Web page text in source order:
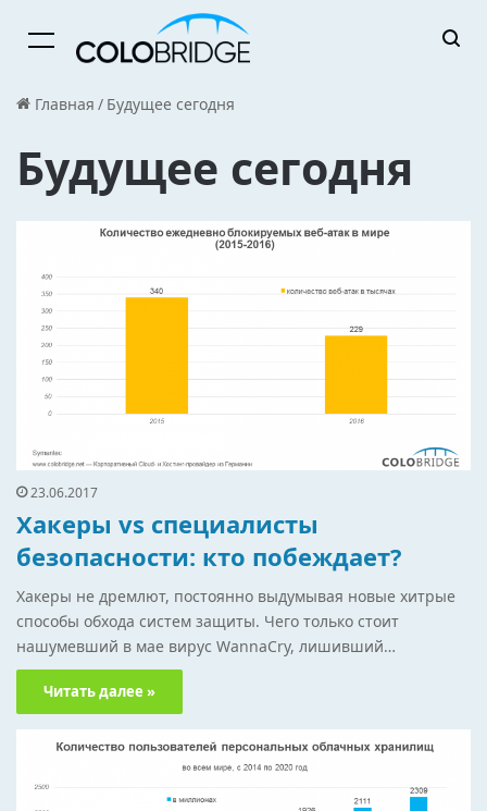
Menu
Главная / Будущее сегодня
Будущее сегодня
23.06.2017
Хакеры vs специалисты
безопасности: кто побеждает?
Хакеры не дремлют, постоянно выдумывая новые хитрые
способы обхода систем защиты. Чего только стоит
нашумевший в мае вирус WannaCry, лишивший…
Читать далее »